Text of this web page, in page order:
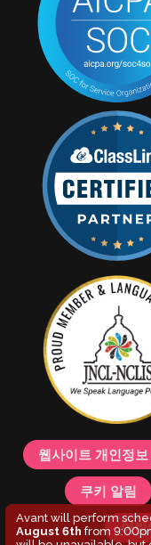
웹사이트 개인정보
쿠키 알림
어린
Avant will perform
August 6th from